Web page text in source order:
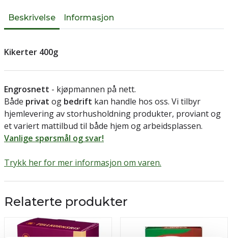
Beskrivelse Informasjon
Kikerter 400g
Engrosnett - kjøpmannen på nett.
Både privat og bedrift kan handle hos oss. Vi tilbyr
hjemlevering av storhusholdning produkter, proviant og
et variert mattilbud til både hjem og arbeidsplassen.
Vanlige spørsmål og svar!
Trykk her for mer informasjon om varen.
Relaterte produkter